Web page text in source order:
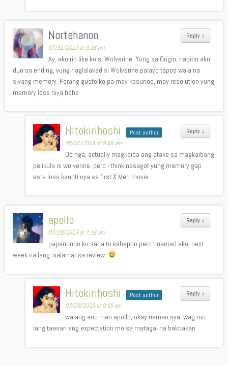
Reply ↓
Nortehanon
07/31/2013 at 5:16 pm
Ay, ako rin like ko si Wolverine. Yung sa Origin, nabitin ako
dun sa ending, yung naglalakad si Wolverine palayo tapos wala na
siyang memory. Parang gusto ko pa may kasunod, may resolution yung
memory loss niya hehe
Reply ↓
Hitokirihoshi Post author
08/01/2013 at 9:49 am
Oo nga, actually magkaiba ang atake sa magkaibang
pelikula ni wolverine. pero i think,nasagot yung memory gap
este loss kaunti nya sa first X Men movie.
Reply ↓
apollo
07/29/2013 at 7:16 am
papanoorin ko sana to kahapon pero tinamad ako. next
week na lang. salamat sa review.
Reply ↓
Hitokirihoshi Post author
07/29/2013 at 9:55 am
walang ano man apollo, okay naman sya, wag mo
lang taasan ang expectation mo sa matagal na bakbakan.